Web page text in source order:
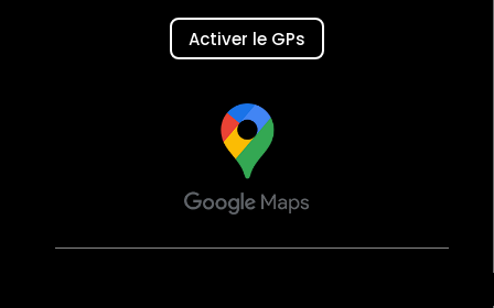
Activer le GPs